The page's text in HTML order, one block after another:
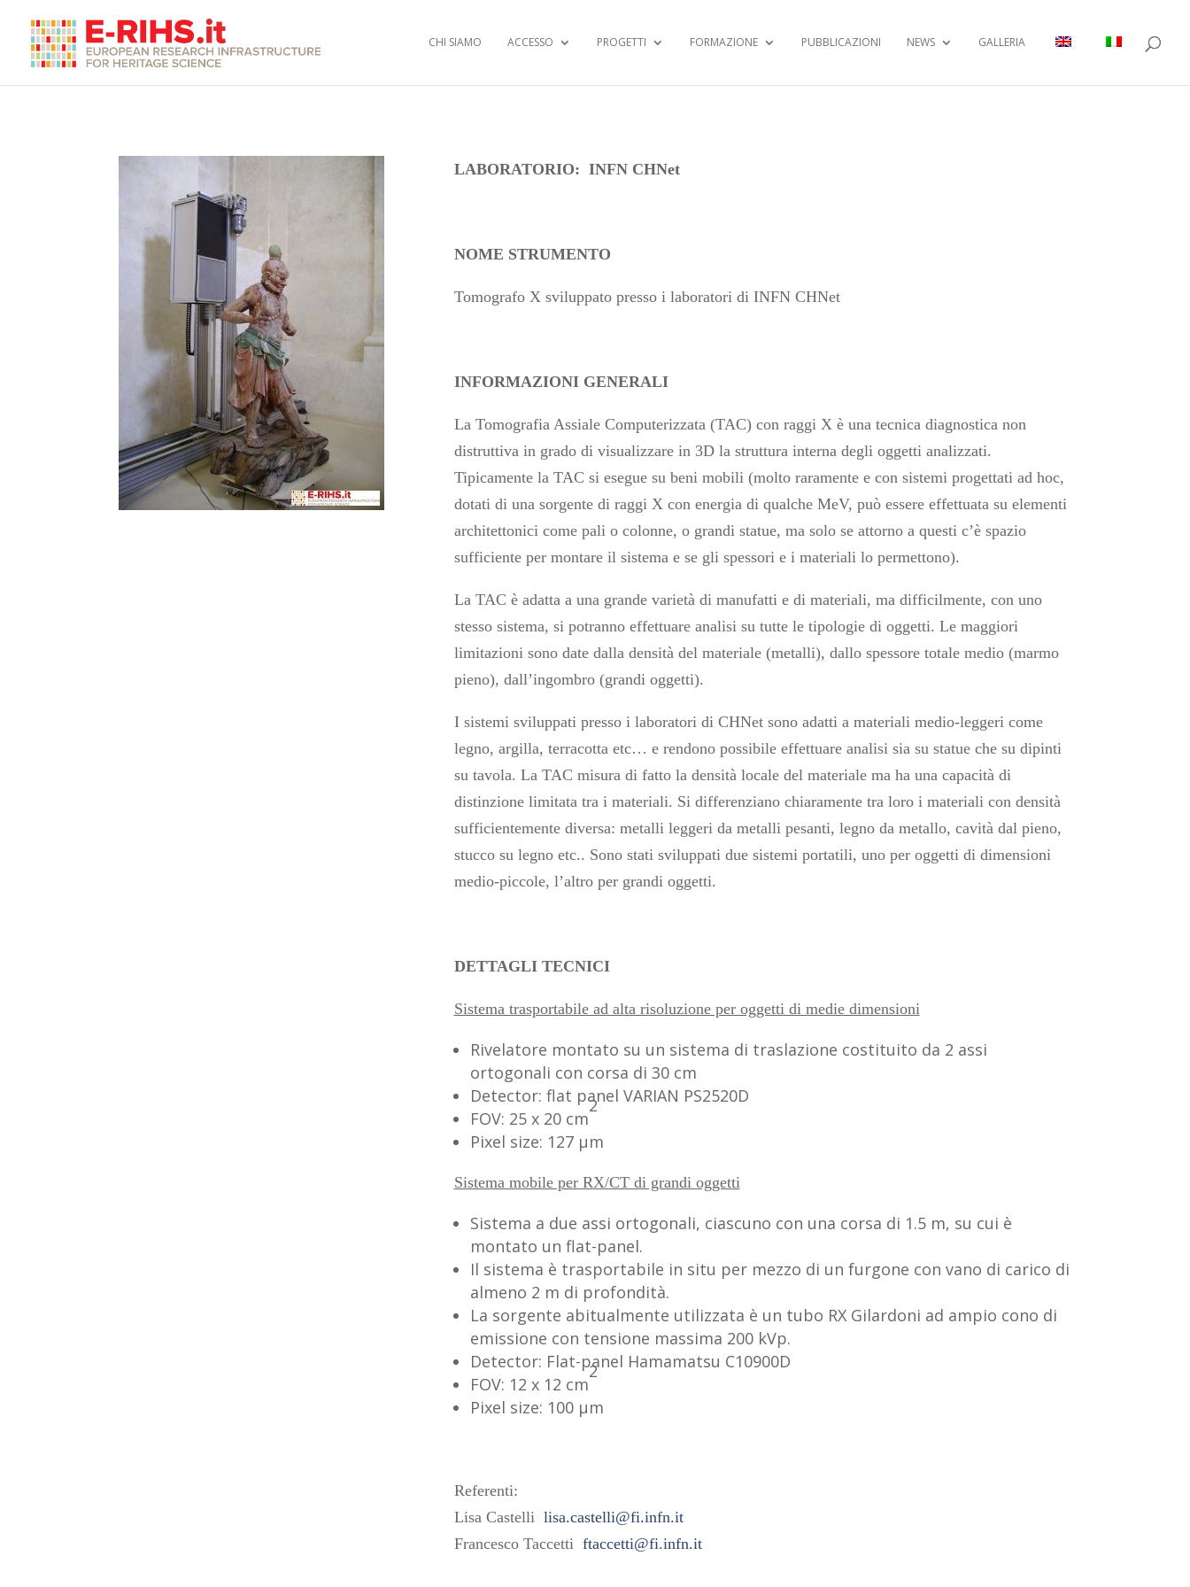
CHI SIAMO ACCESSO PROGETTI FORMAZIONE PUBBLICAZIONI NEWS GALLERIA
LABORATORIO: INFN CHNet
NOME STRUMENTO
Tomografo X sviluppato presso i laboratori di INFN CHNet
INFORMAZIONI GENERALI
La Tomografia Assiale Computerizzata (TAC) con raggi X è una tecnica diagnostica non
distruttiva in grado di visualizzare in 3D la struttura interna degli oggetti analizzati.
Tipicamente la TAC si esegue su beni mobili (molto raramente e con sistemi progettati ad hoc,
dotati di una sorgente di raggi X con energia di qualche MeV, può essere effettuata su elementi
architettonici come pali o colonne, o grandi statue, ma solo se attorno a questi c’è spazio
sufficiente per montare il sistema e se gli spessori e i materiali lo permettono).
La TAC è adatta a una grande varietà di manufatti e di materiali, ma difficilmente, con uno
stesso sistema, si potranno effettuare analisi su tutte le tipologie di oggetti. Le maggiori
limitazioni sono date dalla densità del materiale (metalli), dallo spessore totale medio (marmo
pieno), dall’ingombro (grandi oggetti).
I sistemi sviluppati presso i laboratori di CHNet sono adatti a materiali medio-leggeri come
legno, argilla, terracotta etc… e rendono possibile effettuare analisi sia su statue che su dipinti
su tavola. La TAC misura di fatto la densità locale del materiale ma ha una capacità di
distinzione limitata tra i materiali. Si differenziano chiaramente tra loro i materiali con densità
sufficientemente diversa: metalli leggeri da metalli pesanti, legno da metallo, cavità dal pieno,
stucco su legno etc.. Sono stati sviluppati due sistemi portatili, uno per oggetti di dimensioni
medio-piccole, l’altro per grandi oggetti.
DETTAGLI TECNICI
Sistema trasportabile ad alta risoluzione per oggetti di medie dimensioni
Rivelatore montato su un sistema di traslazione costituito da 2 assi
ortogonali con corsa di 30 cm
Detector: flat panel VARIAN PS2520D
FOV: 25 x 20 cm
2
Pixel size: 127 μm
Sistema mobile per RX/CT di grandi oggetti
Sistema a due assi ortogonali, ciascuno con una corsa di 1.5 m, su cui è
montato un flat-panel.
Il sistema è trasportabile in situ per mezzo di un furgone con vano di carico di
almeno 2 m di profondità.
La sorgente abitualmente utilizzata è un tubo RX Gilardoni ad ampio cono di
emissione con tensione massima 200 kVp.
Detector: Flat-panel Hamamatsu C10900D
FOV: 12 x 12 cm
2
Pixel size: 100 μm
Referenti:
Lisa Castelli lisa.castelli@fi.infn.it
Francesco Taccetti ftaccetti@fi.infn.it